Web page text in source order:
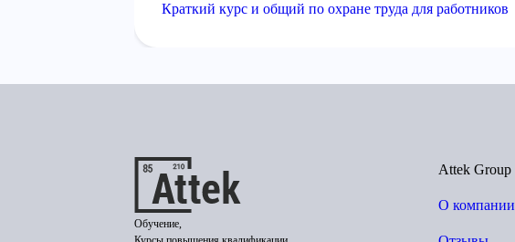
Краткий курс и общий по охране труда для работников
Обучение,
Attek Group
О компании